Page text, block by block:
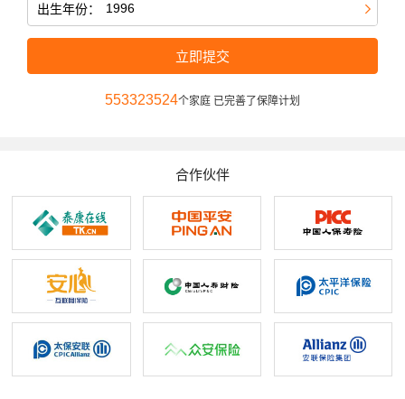
出生年份：
立即提交
553323524个家庭 已完善了保障计划
合作伙伴